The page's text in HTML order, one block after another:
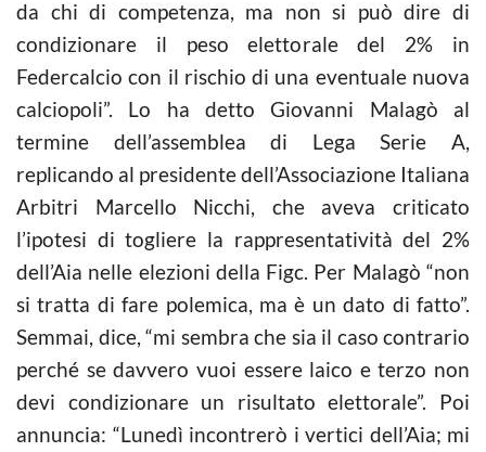
da chi di competenza, ma non si può dire di
condizionare il peso elettorale del 2% in
Federcalcio con il rischio di una eventuale nuova
calciopoli”. Lo ha detto Giovanni Malagò al
termine dell’assemblea di Lega Serie A,
replicando al presidente dell’Associazione Italiana
Arbitri Marcello Nicchi, che aveva criticato
l’ipotesi di togliere la rappresentatività del 2%
dell’Aia nelle elezioni della Figc. Per Malagò “non
si tratta di fare polemica, ma è un dato di fatto”.
Semmai, dice, “mi sembra che sia il caso contrario
perché se davvero vuoi essere laico e terzo non
devi condizionare un risultato elettorale”. Poi
annuncia: “Lunedì incontrerò i vertici dell’Aia; mi